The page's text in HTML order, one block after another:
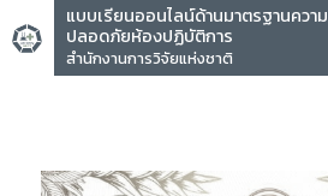
แบบเรียนออนไลน์ด้านมาตรฐานความ
ปลอดภัยห้องปฏิบัติการ
สำนักงานการวิจัยแห่งชาติ